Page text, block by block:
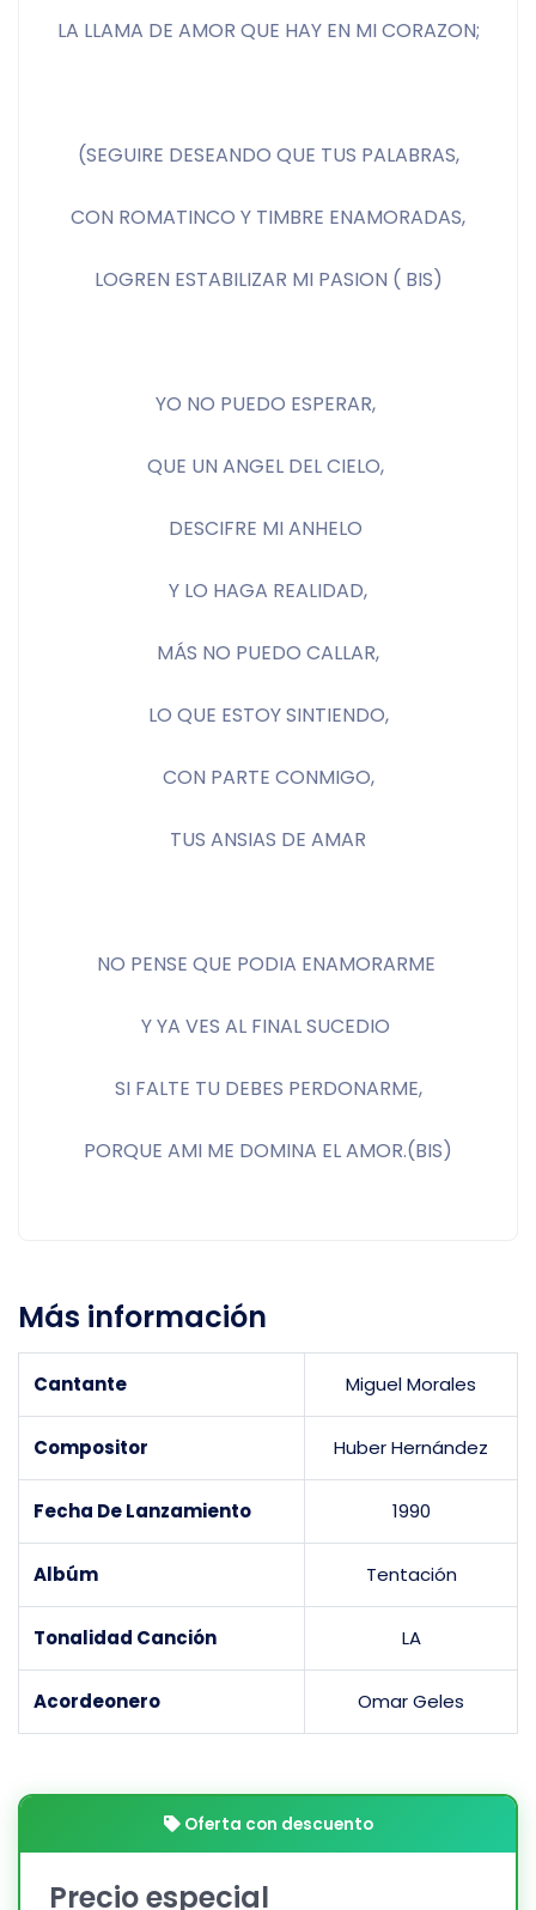
LA LLAMA DE AMOR QUE HAY EN MI CORAZON;
(SEGUIRE DESEANDO QUE TUS PALABRAS,
CON ROMATINCO Y TIMBRE ENAMORADAS,
LOGREN ESTABILIZAR MI PASION ( BIS)
YO NO PUEDO ESPERAR,
QUE UN ANGEL DEL CIELO,
DESCIFRE MI ANHELO
Y LO HAGA REALIDAD,
MÁS NO PUEDO CALLAR,
LO QUE ESTOY SINTIENDO,
CON PARTE CONMIGO,
TUS ANSIAS DE AMAR
NO PENSE QUE PODIA ENAMORARME
Y YA VES AL FINAL SUCEDIO
SI FALTE TU DEBES PERDONARME,
PORQUE AMI ME DOMINA EL AMOR.(BIS)
Más información
Cantante Miguel Morales
Compositor Huber Hernández
Fecha De Lanzamiento 1990
Albúm Tentación
Tonalidad Canción LA
Acordeonero Omar Geles
Oferta con descuento
Precio especial